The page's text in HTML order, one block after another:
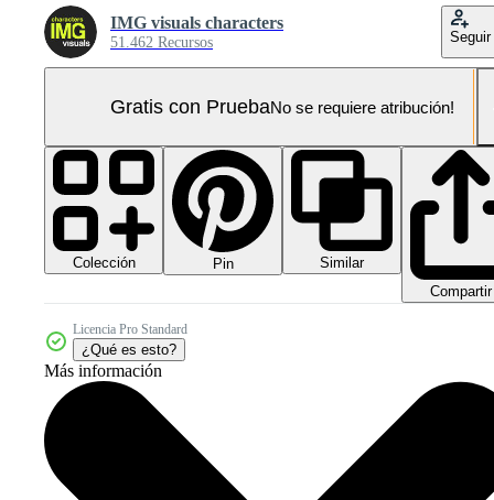
IMG visuals characters
51.462 Recursos Seguir
Gratis con PruebaNo se requiere atribución!
Colección Pin
Similar
Compartir
Licencia Pro Standard
¿Qué es esto?
Más información